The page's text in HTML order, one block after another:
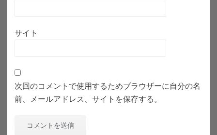
サイト
次回のコメントで使用するためブラウザーに自分の名
前、メールアドレス、サイトを保存する。